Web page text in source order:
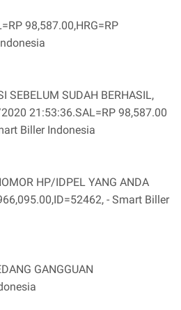
98,587.00,HRG=RP
SUDAH BERHASIL,
21:53:36.SAL=RP 98,587.00
Biller Indonesia
HP/IDPEL YANG ANDA
- Smart Biller
GANGGUAN